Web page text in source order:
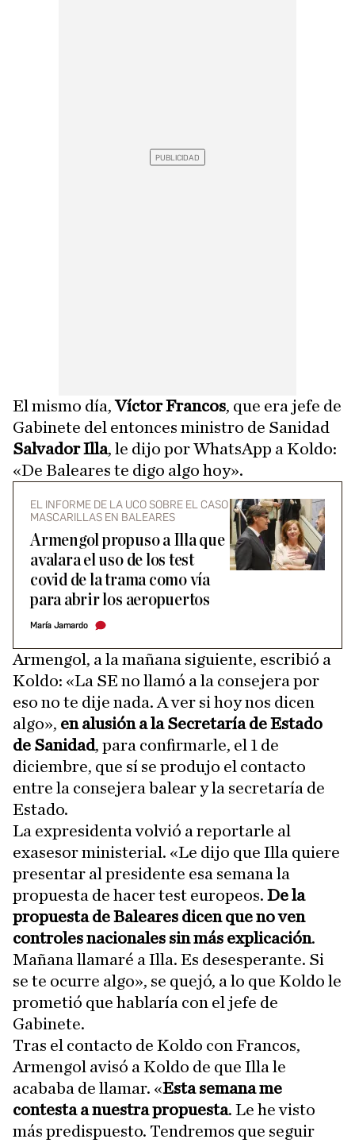
El mismo día,Víctor Francos, que era jefe de
Gabinete del entonces ministro de Sanidad
Salvador Illa, le dijo por WhatsApp a Koldo:
«De Baleares te digo algo hoy».
EL INFORME DE LA UCO SOBRE EL CASO
MASCARILLAS EN BALEARES
Armengol propuso a Illa que
avalara el uso de los test
covid de la trama como vía
para abrir los aeropuertos
María Jamardo
Armengol, a la mañana siguiente, escribió a
Koldo: «La SE no llamó a la consejera por
eso no te dije nada. A ver si hoy nos dicen
algo», en alusión a la Secretaría de Estado
de Sanidad, para confirmarle, el 1 de
diciembre, que sí se produjo el contacto
entre la consejera balear y la secretaría de
Estado.
La expresidenta volvió a reportarle al
exasesor ministerial. «Le dijo que Illa quiere
presentar al presidente esa semana la
propuesta de hacer test europeos. De la
propuesta de Baleares dicen que no ven
controles nacionales sin más explicación.
Mañana llamaré a Illa. Es desesperante. Si
se te ocurre algo», se quejó, a lo que Koldo le
prometió que hablaría con el jefe de
Gabinete.
Tras el contacto de Koldo con Francos,
Armengol avisó a Koldo de que Illa le
acababa de llamar. «Esta semana me
contesta a nuestra propuesta. Le he visto
más predispuesto. Tendremos que seguir